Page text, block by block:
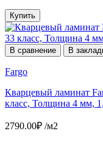
Купить
В сравнение В
Fargo
Кварцевый ламинат
класс, Толщина 4 мм,
2790.00₽ /м2